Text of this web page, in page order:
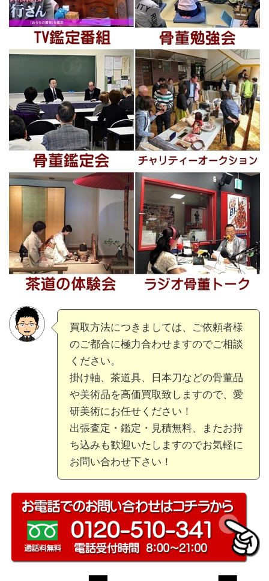
買取方法につきましては、ご依頼者様
のご都合に極力合わせますのでご相談
ください。
掛け軸、茶道具、日本刀などの骨董品
や美術品を高価買取致しますので、愛
研美術にお任せください！
出張査定・鑑定・見積無料、またお持
ち込みも歓迎いたしますのでお気軽に
お問い合わせ下さい！